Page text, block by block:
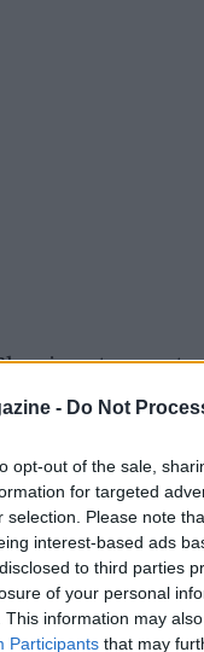
- Do Not
opt-out of the sale,
for targeted
selection. Please note
interest-based ads
to third parties
of your personal
This information may
Participants that may
si sente
ci sono stati
anno da
stop mi è
stato tante ore
avevo bisogno